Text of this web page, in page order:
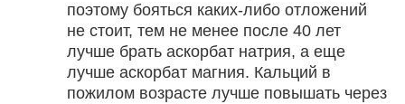
поэтому бояться каких-либо отложений
не стоит, тем не менее после 40 лет
лучше брать аскорбат натрия, а еще
лучше аскорбат магния. Кальций в
пожилом возрасте лучше повышать через